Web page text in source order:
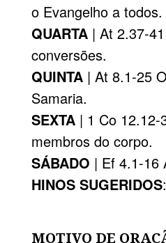
o Evangelho a todos.
QUARTA | At 2.37-
conversões.
QUINTA | At 8.1-25
Samaria.
SEXTA | 1 Co
membros do corpo.
SÁBADO | Ef 4.1-16
HINOS SUGERIDOS
MOTIVO DE